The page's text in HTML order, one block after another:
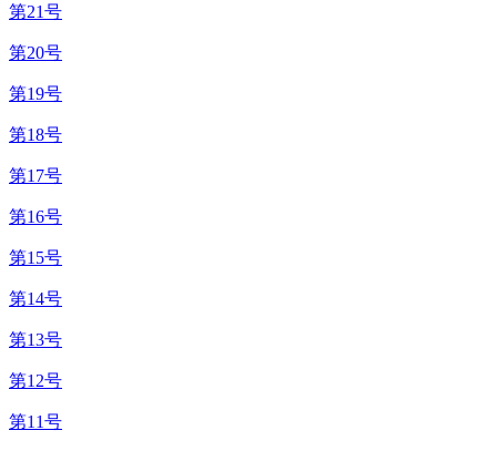
第21号
第20号
第19号
第18号
第17号
第16号
第15号
第14号
第13号
第12号
第11号